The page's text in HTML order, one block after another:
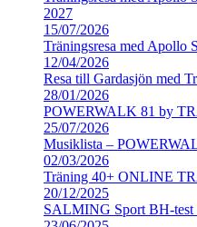
2027
15/07/2026
Träningsresa med Apollo
12/04/2026
Resa till Gardasjön med
28/01/2026
POWERWALK 81 by
25/07/2026
Musiklista –
02/03/2026
Träning 40+ ONLINE
20/12/2025
SALMING Sport BH-test